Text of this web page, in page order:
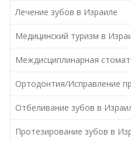
Лечение зубов в Израиле
Медицинский туризм в
Междисциплинарная
Ортодонтия/Исправление
Отбеливание зубов в
Протезирование зубов в